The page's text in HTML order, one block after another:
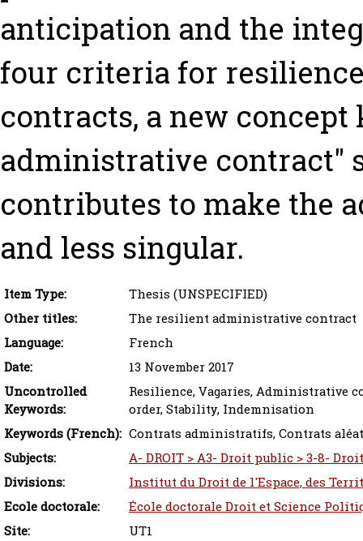
anticipation and the
four criteria for
contracts, a new
administrative contract"
contributes to make the
and less singular.
Item Type:
Thesis (UNSPECIFIED)
Other titles:
The resilient administrative contract
Language:
French
Date:
13 November 2017
Uncontrolled
Keywords:
Resilience, Vagaries, Administrative
order, Stability, Indemnisation
Keywords (French): Contrats administratifs, Contrats
Subjects:
A- DROIT > A3- Droit public > 3-8-
Divisions:
Institut du Droit de l'Espace, des
Ecole doctorale:
École doctorale Droit et Science
Site:
UT1